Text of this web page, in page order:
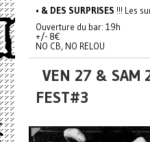
• & DES SURPRISES !!! Les
Ouverture du bar: 19h
+/- 8€
NO CB, NO RELOU
VEN 27 & SAM
FEST#3